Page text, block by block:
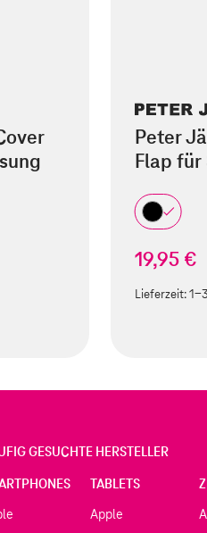
Peter
Flap für
19,95 €
Lieferzeit:1-
GESUCHTE HERSTELLER
TABLETS
Apple